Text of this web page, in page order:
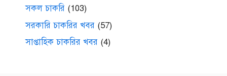
সকল চাকরি (103)
সরকারি চাকরির খবর (57)
সাপ্তাহিক চাকরির খবর (4)